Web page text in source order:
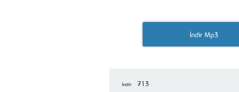
İndir Mp3
İndir: 713